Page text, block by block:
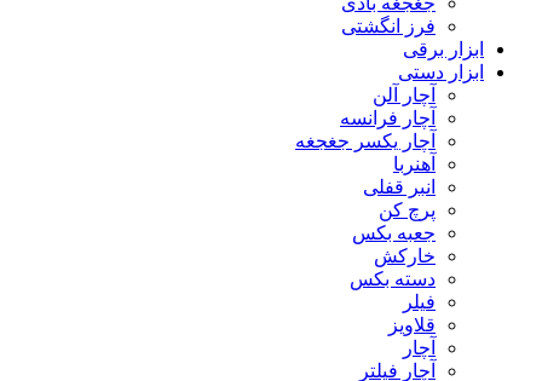
فرز انگشتی
ابزار برقی
ابزار دستی
آچار آلن
آچار فرانسه
آچار یکسر جغجغه
آهنربا
انبر قفلی
پرچ کن
جعبه بکس
خارکش
دسته بکس
فیلر
قلاویز
آچار
آچار فیلتر